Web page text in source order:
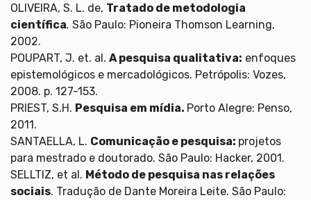
OLIVEIRA, S. L. de, Tratado de metodologia
científica. São Paulo: Pioneira Thomson Learning,
2002.
POUPART, J. et. al. A pesquisa qualitativa: enfoques
epistemológicos e mercadológicos. Petrópolis: Vozes,
2008. p. 127-153.
PRIEST, S.H. Pesquisa em mídia. Porto Alegre: Penso,
2011.
SANTAELLA, L. Comunicação e pesquisa: projetos
para mestrado e doutorado. São Paulo: Hacker, 2001.
SELLTIZ, et al. Método de pesquisa nas relações
sociais. Tradução de Dante Moreira Leite. São Paulo: